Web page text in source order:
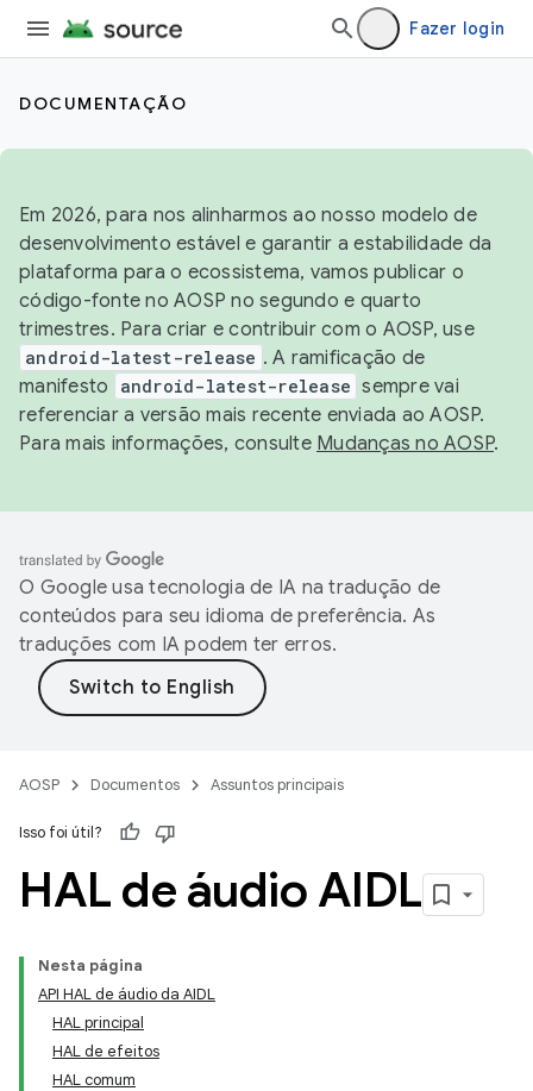
Fazer login
DOCUMENTAÇÃO
Em 2026, para nos alinharmos ao nosso modelo de
desenvolvimento estável e garantir a estabilidade da
plataforma para o ecossistema, vamos publicar o
código-fonte no AOSP no segundo e quarto
trimestres. Para criar e contribuir com o AOSP, use
android-latest-release . A ramificação de
manifesto
android-latest-release sempre vai
referenciar a versão mais recente enviada ao AOSP.
Para mais informações, consulte Mudanças no AOSP.
O Google usa tecnologia de IA na tradução de
conteúdos para seu idioma de preferência. As
traduções com IA podem ter erros.
AOSP Documentos Assuntos principais
Isso foi útil?
HAL de áudio AIDL
Nesta página
API HAL de áudio da AIDL
HAL principal
HAL de efeitos
HAL comum